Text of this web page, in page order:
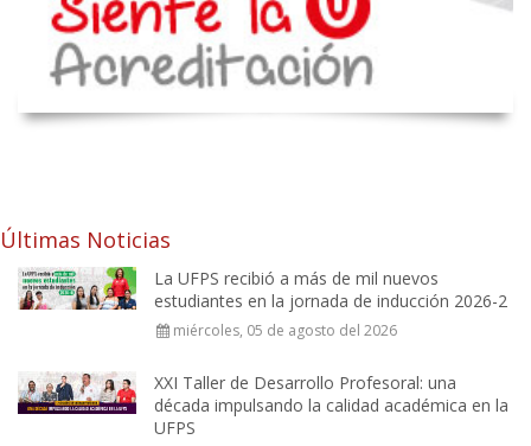
Últimas Noticias
La UFPS recibió a más de mil nuevos
estudiantes en la jornada de inducción 2026-2
miércoles, 05 de agosto del 2026
XXI Taller de Desarrollo Profesoral: una
década impulsando la calidad académica en la
UFPS